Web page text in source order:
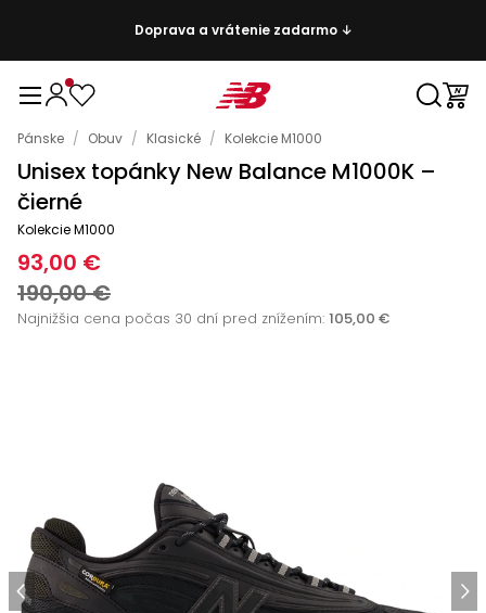
Doprava a vrátenie zadarmo ↓
Pánske / Obuv / Klasické / Kolekcie M1000
Unisex topánky New Balance M1000K –
čierné
Kolekcie M1000
93,00 €
190,00 €
Najnižšia cena počas 30 dní pred znížením: 105,00 €